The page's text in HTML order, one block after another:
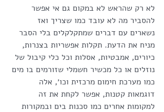
לא רק שהראש לא במקום גם אי אפשר
להסביר מה לא עובד כמו שצריך ואז
נשארים עם דברים שמתקלקלים בלי הסבר
מניח את הדעת. תקלות אפשריות בצנרות,
כיורים, אמבטיות, אסלות וכל כלי קיבול של
נוזלים או כל מכשיר חשמלי שזורמים בו מים
כמו מערכת חימום מרכזית וכו׳, אלה
דוגמאות קטנות, אפשר לקחת את זה
למקומות אחרים כמו סכנות בים ובמקורות